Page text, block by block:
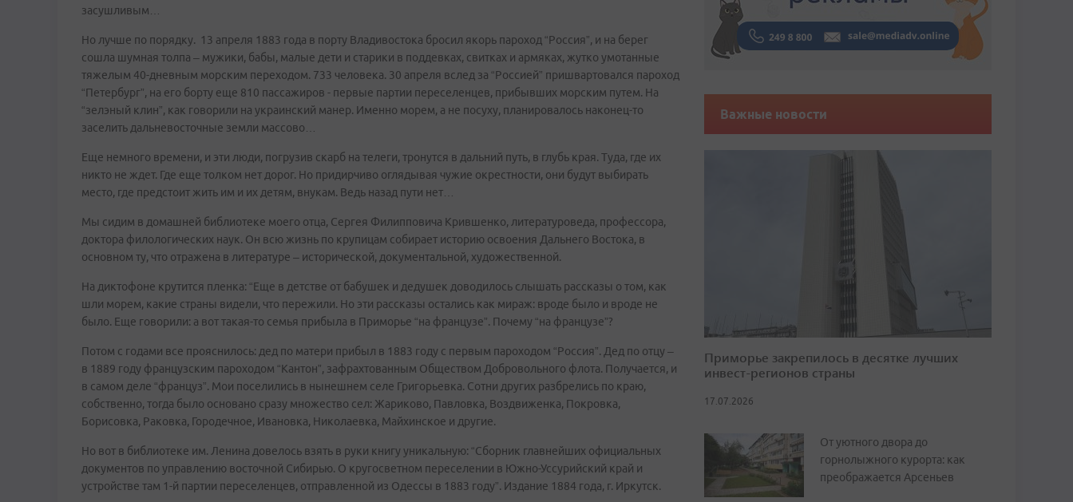
засушливым…
Но лучше по порядку. 13 апреля 1883 года в порту Владивостока бросил якорь пароход “Россия”, и на берег
сошла шумная толпа – мужики, бабы, малые дети и старики в поддевках, свитках и армяках, жутко умотанные
тяжелым 40-дневным морским переходом. 733 человека. 30 апреля вслед за “Россией” пришвартовался пароход
“Петербург”, на его борту еще 810 пассажиров - первые партии переселенцев, прибывших морским путем. На
“зелэный клин”, как говорили на украинский манер. Именно морем, а не посуху, планировалось наконец-то
заселить дальневосточные земли массово…
Еще немного времени, и эти люди, погрузив скарб на телеги, тронутся в дальний путь, в глубь края. Туда, где их
никто не ждет. Где еще толком нет дорог. Но придирчиво оглядывая чужие окрестности, они будут выбирать
место, где предстоит жить им и их детям, внукам. Ведь назад пути нет…
Мы сидим в домашней библиотеке моего отца, Сергея Филипповича Крившенко, литературоведа, профессора,
доктора филологических наук. Он всю жизнь по крупицам собирает историю освоения Дальнего Востока, в
основном ту, что отражена в литературе – исторической, документальной, художественной.
На диктофоне крутится пленка: “Еще в детстве от бабушек и дедушек доводилось слышать рассказы о том, как
шли морем, какие страны видели, что пережили. Но эти рассказы остались как мираж: вроде было и вроде не
было. Еще говорили: а вот такая-то семья прибыла в Приморье “на французе”. Почему “на французе”?
Потом с годами все прояснилось: дед по матери прибыл в 1883 году с первым пароходом “Россия”. Дед по отцу –
в 1889 году французским пароходом “Кантон”, зафрахтованным Обществом Добровольного флота. Получается, и
в самом деле “француз”. Мои поселились в нынешнем селе Григорьевка. Сотни других разбрелись по краю,
собственно, тогда было основано сразу множество сел: Жариково, Павловка, Воздвиженка, Покровка,
Борисовка, Раковка, Городечное, Ивановка, Николаевка, Майхинское и другие.
Но вот в библиотеке им. Ленина довелось взять в руки книгу уникальную: “Сборник главнейших официальных
документов по управлению восточной Сибирью. О кругосветном переселении в Южно-Уссурийский край и
устройстве там 1-й партии переселенцев, отправленной из Одессы в 1883 году”. Издание 1884 года, г. Иркутск.
Важные новости
Приморье закрепилось в десятке лучших
инвест-регионов страны
17.07.2026
От уютного двора до
горнолыжного курорта: как
преображается Арсеньев